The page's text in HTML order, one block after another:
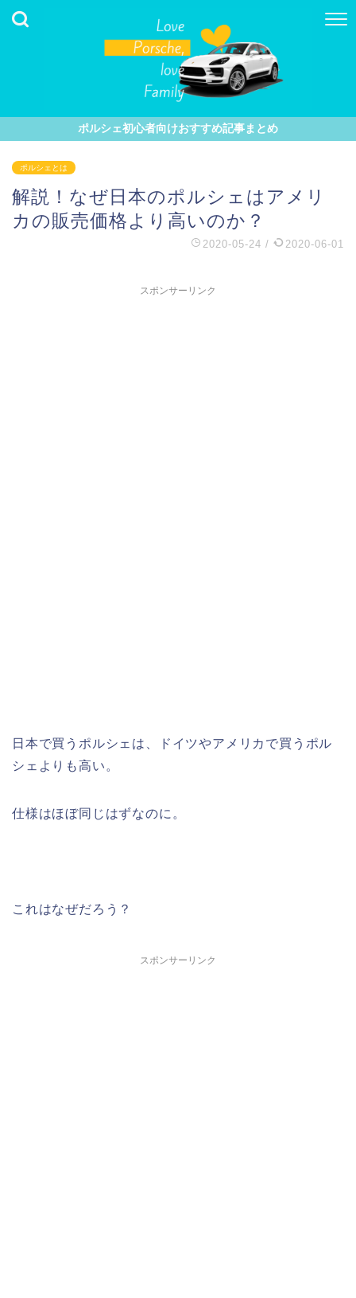
ポルシェ初心者向けおすすめ記事まとめ
ポルシェとは
解説！なぜ日本のポルシェはアメリ
カの販売価格より高いのか？
2020-05-24 / 2020-06-01
スポンサーリンク
日本で買うポルシェは、ドイツやアメリカで買うポル
シェよりも高い。
仕様はほぼ同じはずなのに。
これはなぜだろう？
スポンサーリンク